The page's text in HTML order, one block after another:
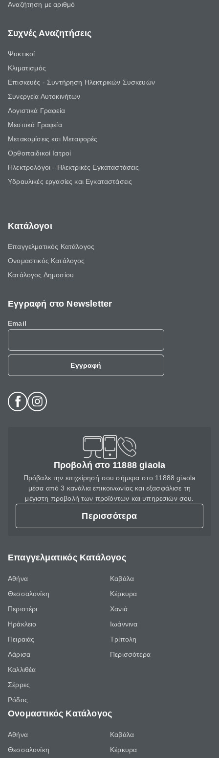
Αναζήτηση με αριθμό
Συχνές Αναζητήσεις
Ψυκτικοί
Κλιματισμός
Επισκευές - Συντήρηση Ηλεκτρικών Συσκευών
Συνεργεία Αυτοκινήτων
Λογιστικά Γραφεία
Μεσιτικά Γραφεία
Μετακομίσεις και Μεταφορές
Ορθοπαιδικοί Ιατροί
Ηλεκτρολόγοι - Ηλεκτρικές Εγκαταστάσεις
Υδραυλικές εργασίες και Εγκαταστάσεις
Κατάλογοι
Επαγγελματικός Κατάλογος
Ονομαστικός Κατάλογος
Κατάλογος Δημοσίου
Εγγραφή στο Newsletter
Email
Εγγραφή
Προβολή στο 11888 giaola
Πρόβαλε την επιχείρησή σου σήμερα στο 11888 giaola
μέσα από 3 κανάλια επικοινωνίας και εξασφάλισε τη
μέγιστη προβολή των προϊόντων και υπηρεσιών σου.
Περισσότερα
Επαγγελματικός Κατάλογος
Αθήνα
Θεσσαλονίκη
Περιστέρι
Ηράκλειο
Πειραιάς
Λάρισα
Καλλιθέα
Σέρρες
Ρόδος
Καβάλα
Κέρκυρα
Χανιά
Ιωάννινα
Τρίπολη
Περισσότερα
Ονομαστικός Κατάλογος
Αθήνα
Θεσσαλονίκη
Καβάλα
Κέρκυρα